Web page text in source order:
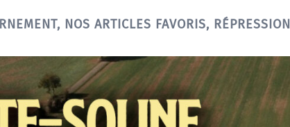
, NOS ARTICLES FAVORIS, RÉPRESSION